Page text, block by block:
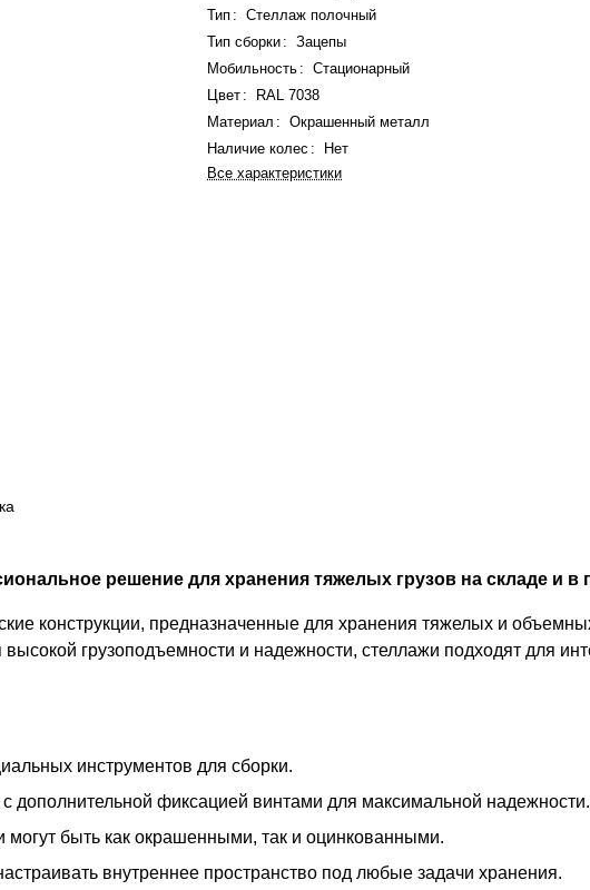
Тип :
Стеллаж полочный
Тип сборки:
Зацепы
Мобильность :
Стационарный
Цвет :
RAL 7038
Материал :
Окрашенный металл
Наличие колес :
Нет
Все характеристики
решение для хранения тяжелых грузов на складе и в
конструкции, предназначенные для хранения тяжелых и
грузоподъемности и надежности, стеллажи подходят для
инструментов для сборки.
дополнительной фиксацией винтами для максимальной надежности.
могут быть как окрашенными, так и оцинкованными.
внутреннее пространство под любые задачи хранения.